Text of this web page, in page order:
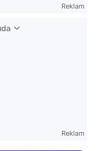
Reklam
Reklam